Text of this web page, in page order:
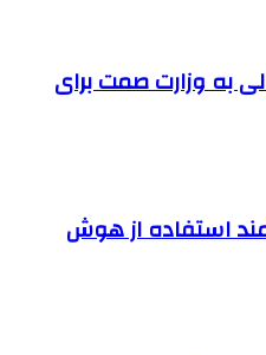
به وزارت صمت برای
استفاده از هوش